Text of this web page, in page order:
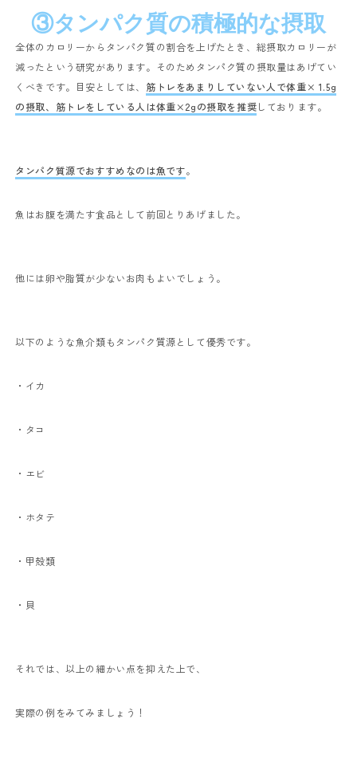
③タンパク質の積極的な摂取
全体のカロリーからタンパク質の割合を上げたとき、総摂取カロリーが
減ったという研究があります。そのためタンパク質の摂取量はあげてい
くべきです。目安としては、 筋トレをあまりしていない人で体重× 1.5g
の摂取、筋トレをしている人は体重×2gの摂取を推奨しております。
タンパク質源でおすすめなのは魚です。
魚はお腹を満たす食品として前回とりあげました。
他には卵や脂質が少ないお肉もよいでしょう。
以下のような魚介類もタンパク質源として優秀です。
・イカ
・タコ
・エビ
・ホタテ
・甲殻類
・貝
それでは、以上の細かい点を抑えた上で、
実際の例をみてみましょう！